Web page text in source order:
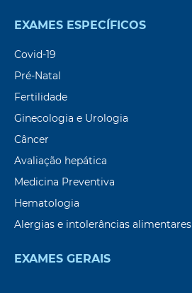
EXAMES ESPECÍFICOS
Covid-19
Pré-Natal
Fertilidade
Ginecologia e Urologia
Câncer
Avaliação hepática
Medicina Preventiva
Hematologia
Alergias e intolerâncias alimentares
EXAMES GERAIS